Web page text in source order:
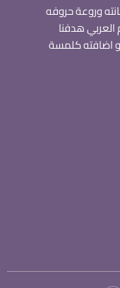
وروعة حروفه
هدفنا
اضافته كلمسة